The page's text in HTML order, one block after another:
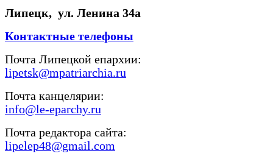
Липецк, ул. Ленина 34а
Контактные телефоны
Почта Липецкой епархии:
lipetsk@mpatriarchia.ru
Почта канцелярии:
info@le-eparchy.ru
Почта редактора сайта:
lipelep48@gmail.com